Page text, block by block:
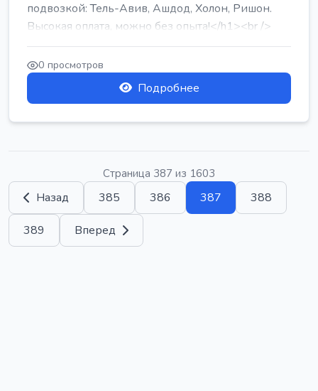
подвозкой: Тель-Авив, Ашдод, Холон, Ришон.
Высокая оплата, можно без опыта!</h1><br />
...
0 просмотров
Подробнее
Страница 387 из 1603
Назад 385 386 387 388
389 Вперед